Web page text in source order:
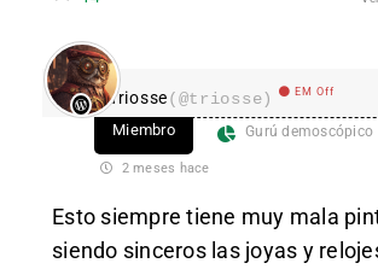
Triosse(@triosse) EM Off
Miembro Gurú demoscópico
2 meses hace
Esto siempre tiene muy mala
siendo sinceros las joyas y